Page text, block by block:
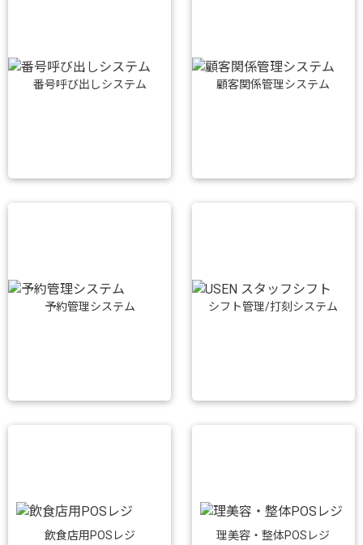
番号呼び出しシステム 顧客関係管理システム
予約管理システム シフト管理/打刻システム
飲食店用POSレジ 理美容・整体POSレジ